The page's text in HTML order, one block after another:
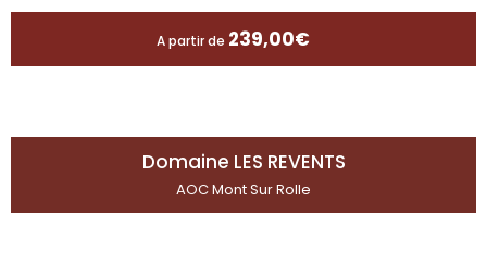
A partir de 239,00€
Domaine LES REVENTS
AOC Mont Sur Rolle